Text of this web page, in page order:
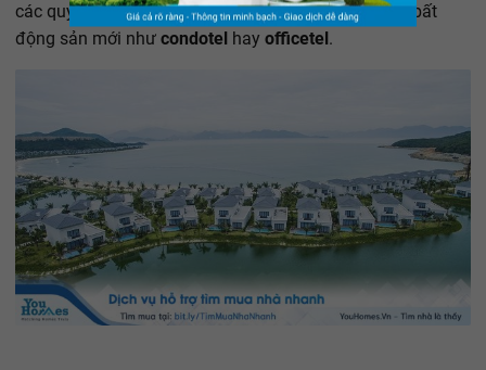
các quy định liên quan tới pháp lý của các loại hình bất
động sản mới như condotel hay officetel .